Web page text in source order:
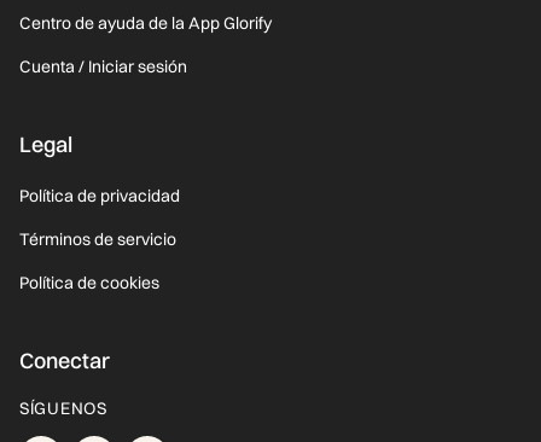
Centro de ayuda de la App Glorify
Cuenta / Iniciar sesión
Legal
Política de privacidad
Términos de servicio
Política de cookies
Conectar
SÍGUENOS